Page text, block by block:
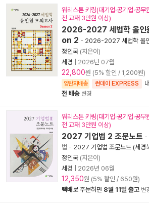
워리스톤 키링(대기업·공기업·공
천 교재 3만원 이상)
2026-2027 세법학 올인
on 2 - 2026-2027 세법학 올
정인국 (지은이)
세경
2026년 07월
22,800원 (5% 할인 / 1,200원)
양탄자배송 썬데이 EXPRESS
전 배송 변경
워리스톤 키링(대기업·공기업·공
천 교재 3만원 이상)
2027 기업법 2 조문노트 -
법 - 2027 기업법 조문노트 (세경
정인국 (지은이)
세경
2026년 06월
12,350원 (5% 할인 / 650원)
택배로 주문하면 8월 11일 출고 변